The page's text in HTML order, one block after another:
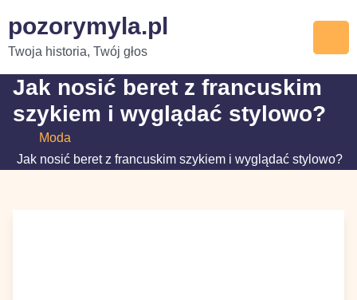
to
content
pozorymyla.pl
Twoja historia, Twój głos
Jak nosić beret z francuskim
szykiem i wyglądać stylowo?
Moda
Jak nosić beret z francuskim szykiem i wyglądać